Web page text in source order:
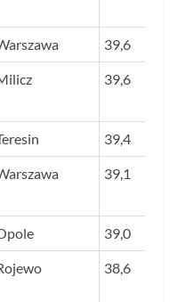
39,6
39,6
39,4
39,1
39,0
38,6